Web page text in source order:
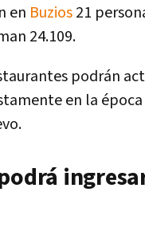
en Buzios21
24.109.
podrán
en la